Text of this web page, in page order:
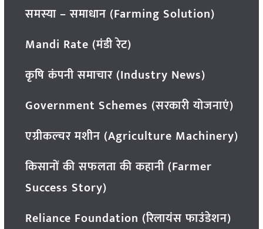
समस्या – समाधान (Farming Solution)
Mandi Rate (मंडी रेट)
कृषि कंपनी समाचार (Industry News)
Government Schemes (सरकारी योजनाएं)
एग्रीकल्चर मशीन (Agriculture Machinery)
किसानों की सफलता की कहानी (Farmer
Success Story)
Reliance Foundation (रिलायंस फाउंडेशन)